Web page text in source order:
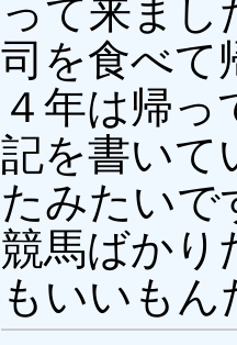
って来まし
司を食べて
４年は帰
記を書いて
たみたいで
競馬ばかり
もいいも